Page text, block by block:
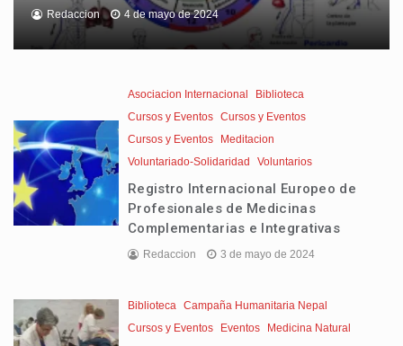
Redaccion 4 de mayo de 2024
Asociacion Internacional
Biblioteca
Cursos y Eventos Cursos y Eventos
Cursos y Eventos
Meditacion
Voluntariado-Solidaridad
Voluntarios
Registro Internacional Europeo de
Profesionales de Medicinas
Complementarias e Integrativas
Redaccion 3 de mayo de 2024
Biblioteca Campaña Humanitaria Nepal
Cursos y Eventos
Eventos Medicina Natural